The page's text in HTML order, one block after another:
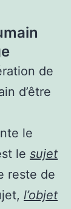
de
d’être
le
le sujet
reste de
l’objet